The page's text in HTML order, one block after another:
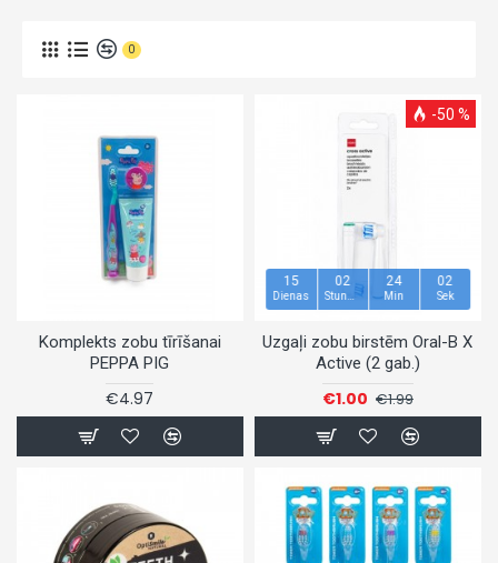
0
Komplekts zobu tīrīšanai
PEPPA PIG
€4.97
-50 %
15
Dienas
02
Stundas
24
Min
02
Sek
Uzgaļi zobu birstēm Oral-B X
Active (2 gab.)
€1.00 €1.99